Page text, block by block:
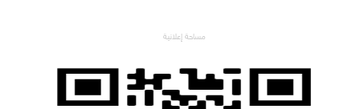
مساحة إعلانية